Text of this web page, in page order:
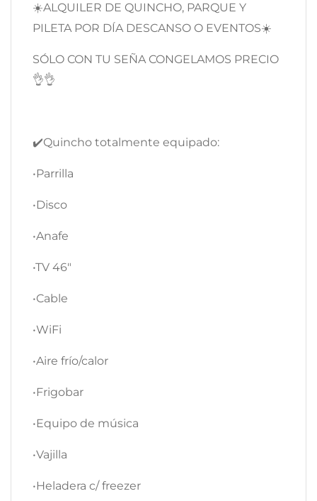
☀️ALQUILER DE QUINCHO, PARQUE Y
PILETA POR DÍA DESCANSO O EVENTOS☀️
SÓLO CON TU SEÑA CONGELAMOS PRECIO
👌👌
✔️Quincho totalmente equipado:
•Parrilla
•Disco
•Anafe
•TV 46″
•Cable
•WiFi
•Aire frío/calor
•Frigobar
•Equipo de música
•Vajilla
•Heladera c/ freezer